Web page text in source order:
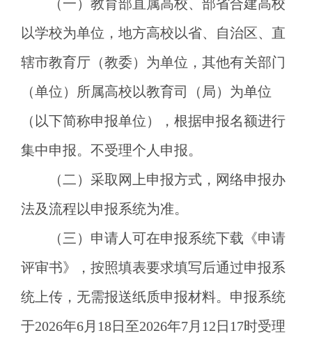
（一）教育部直属高校、部省合建高校
以学校为单位，地方高校以省、自治区、直
辖市教育厅（教委）为单位，其他有关部门
（单位）所属高校以教育司（局）为单位
（以下简称申报单位），根据申报名额进行
集中申报。不受理个人申报。
（二）采取网上申报方式，网络申报办
法及流程以申报系统为准。
（三）申请人可在申报系统下载《申请
评审书》，按照填表要求填写后通过申报系
统上传，无需报送纸质申报材料。申报系统
于2026年6月18日至2026年7月12日17时受理